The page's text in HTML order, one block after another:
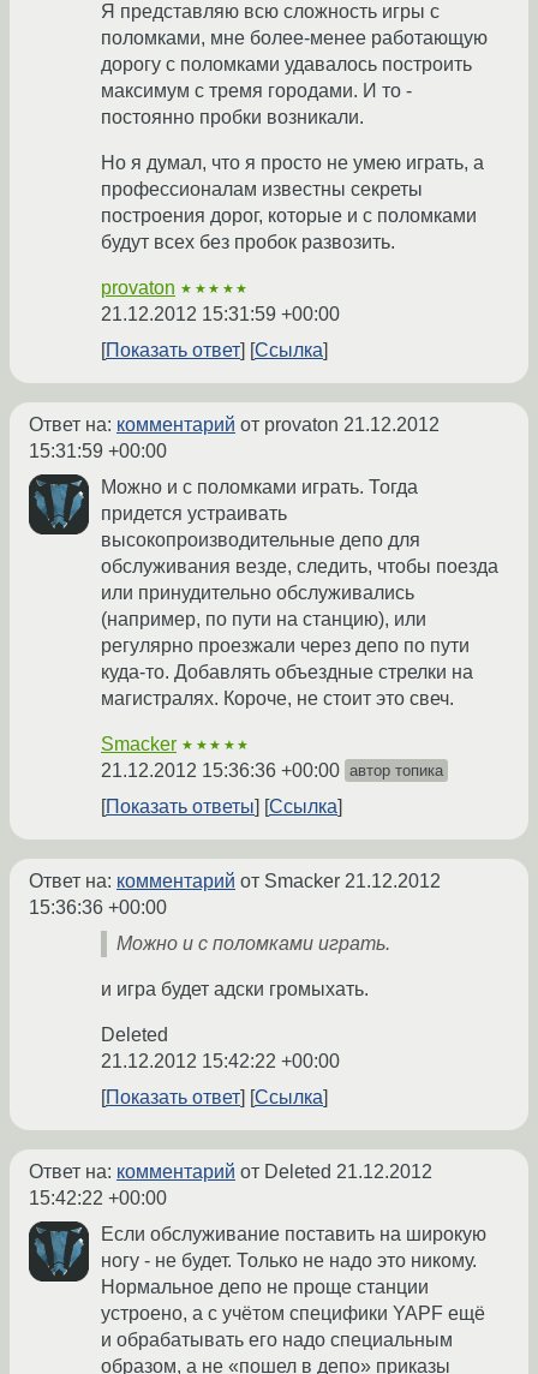
Я представляю всю сложность игры с
поломками, мне более-менее работающую
дорогу с поломками удавалось построить
максимум с тремя городами. И то -
постоянно пробки возникали.
Но я думал, что я просто не умею играть, а
профессионалам известны секреты
построения дорог, которые и с поломками
будут всех без пробок развозить.
provaton ★★★★★
21.12.2012 15:31:59 +00:00
Показать ответ
Ссылка
Ответ на: комментарий от provaton 21.12.2012
15:31:59 +00:00
Можно и с поломками играть. Тогда
придется устраивать
высокопроизводительные депо для
обслуживания везде, следить, чтобы поезда
или принудительно обслуживались
(например, по пути на станцию), или
регулярно проезжали через депо по пути
куда-то. Добавлять объездные стрелки на
магистралях. Короче, не стоит это свеч.
Smacker ★★★★★
21.12.2012 15:36:36 +00:00 автор топика
Показать ответы Ссылка
Ответ на: комментарий от Smacker 21.12.2012
15:36:36 +00:00
Можно и с поломками играть.
и игра будет адски громыхать.
Deleted
21.12.2012 15:42:22 +00:00
Показать ответ
Ссылка
Ответ на: комментарий от Deleted 21.12.2012
15:42:22 +00:00
Если обслуживание поставить на широкую
ногу - не будет. Только не надо это никому.
Нормальное депо не проще станции
устроено, а с учётом специфики YAPF ещё
и обрабатывать его надо специальным
образом, а не «пошел в депо» приказы